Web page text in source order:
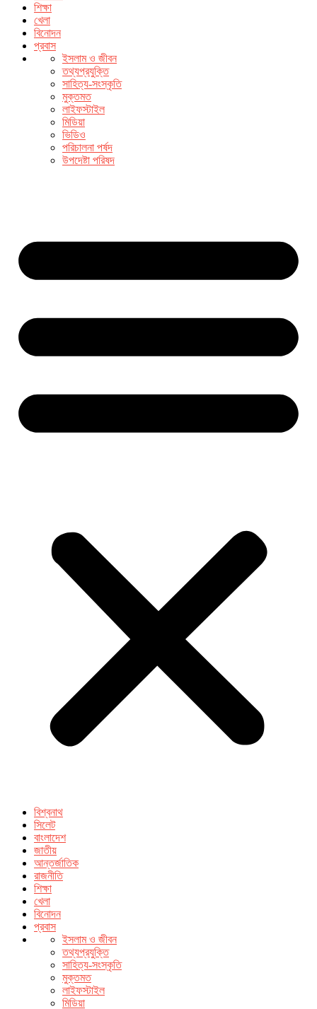
শিক্ষা
খেলা
বিনোদন
প্রবাস
ইসলাম ও জীবন
তথ্যপ্রযুক্তি
সাহিত্য-সংস্কৃতি
মুক্তমত
লাইফস্টাইল
মিডিয়া
ভিডিও
পরিচালনা পর্ষদ
উপদেষ্টা পরিষদ
বিশ্বনাথ
সিলেট
বাংলাদেশ
জাতীয়
আন্তর্জাতিক
রাজনীতি
শিক্ষা
খেলা
বিনোদন
প্রবাস
ইসলাম ও জীবন
তথ্যপ্রযুক্তি
সাহিত্য-সংস্কৃতি
মুক্তমত
লাইফস্টাইল
মিডিয়া